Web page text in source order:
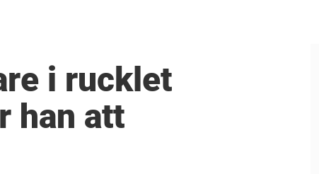
i rucklet
han att